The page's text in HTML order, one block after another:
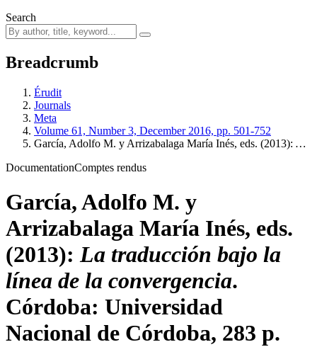
Search
Breadcrumb
Érudit
Journals
Meta
Volume 61, Number 3, December 2016, pp. 501-752
García, Adolfo M. y Arrizabalaga María Inés, eds. (2013): …
DocumentationComptes rendus
García, Adolfo M. y
Arrizabalaga María Inés, eds.
(2013): La traducción bajo la
línea de la convergencia.
Córdoba: Universidad
Nacional de Córdoba, 283 p.